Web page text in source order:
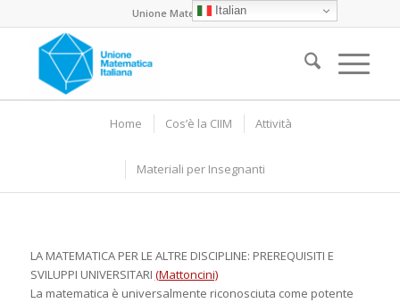
Unione Matematica Italiana
Home Cos’è la CIIM Attività
Materiali per Insegnanti
LA MATEMATICA PER LE ALTRE DISCIPLINE: PREREQUISITI E
SVILUPPI UNIVERSITARI (Mattoncini)
La matematica è universalmente riconosciuta come potente
Italian